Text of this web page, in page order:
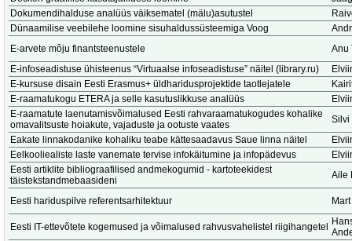
Dokumendihalduse analüüs väiksematel (mälu)asutustel
Dünaamilise veebilehe loomine sisuhaldussüsteemiga Voog
E-arvete mõju finantsteenustele
Anu
E-infoseadistuse ühisteenus “Virtuaalse infoseadistuse” näitel (library.ru)
E-kursuse disain Eesti Erasmus+ üldharidusprojektide taotlejatele
E-raamatukogu ETERA ja selle kasutuslikkuse analüüs
E-raamatute laenutamisvõimalused Eesti rahvaraamatukogudes kohalike
omavalitsuste hoiakute, vajaduste ja ootuste vaates
Silvi
Eakate linnakodanike kohaliku teabe kättesaadavus Saue linna näitel
Eelkooliealiste laste vanemate tervise infokäitumine ja infopädevus
Eesti artiklite bibliograafilised andmekogumid - kartoteekidest
täistekstandmebaasideni
Aile
Eesti hariduspilve referentsarhitektuur
Eesti IT-ettevõtete kogemused ja võimalused rahvusvahelistel riigihangetel